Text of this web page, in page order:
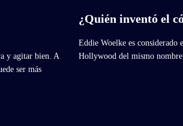
y agitar bien. A
ser más
¿Quién inventó el
Eddie Woelke es
Hollywood del mismo